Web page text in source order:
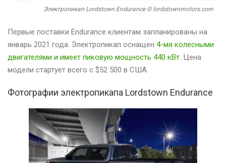
Электропикап Lordstown Endurance © lordstownmotors.com
Первые поставки Endurance клиентам запланированы на
январь 2021 года. Электропикап оснащен 4-мя колесными
двигателями и имеет пиковую мощность 440 кВт. Цена
модели стартует всего с $52 500 в США.
Фотографии электропикапа Lordstown Endurance